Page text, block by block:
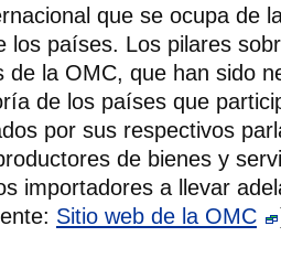
que se ocupa de
los países. Los pilares
de la OMC, que han sido
de los países que
por sus respectivos
de bienes y
importadores a llevar
Sitio web de la OMC